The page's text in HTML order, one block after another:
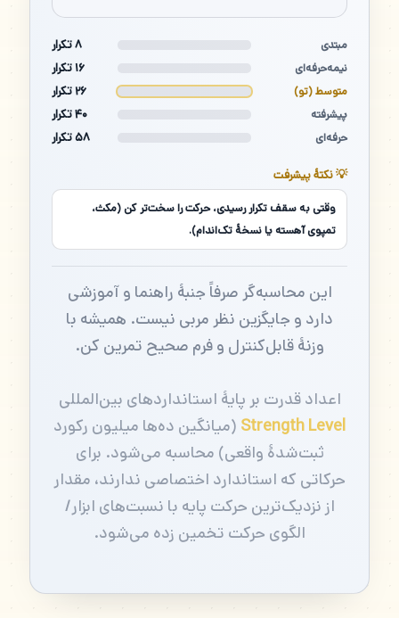
مبتدی ۸ تکرار
نیمه‌حرفه‌ای ۱۶ تکرار
متوسط (تو) ۲۶ تکرار
پیشرفته ۴۰ تکرار
حرفه‌ای ۵۸ تکرار
💡 نکتهٔ پیشرفت
وقتی به سقف تکرار رسیدی، حرکت را سخت‌تر کن (مکث،
تمپوی آهسته یا نسخهٔ تک‌اندام).
این محاسبه‌گر صرفاً جنبهٔ راهنما و آموزشی
دارد و جایگزین نظر مربی نیست. همیشه با
وزنهٔ قابل‌کنترل و فرم صحیح تمرین کن.
اعداد قدرت بر پایهٔ استانداردهای بین‌المللی
Strength Level (میانگین ده‌ها میلیون رکورد
ثبت‌شدهٔ واقعی) محاسبه می‌شود. برای
حرکاتی که استاندارد اختصاصی ندارند، مقدار
از نزدیک‌ترین حرکت پایه با نسبت‌های ابزار/
الگوی حرکت تخمین زده می‌شود.